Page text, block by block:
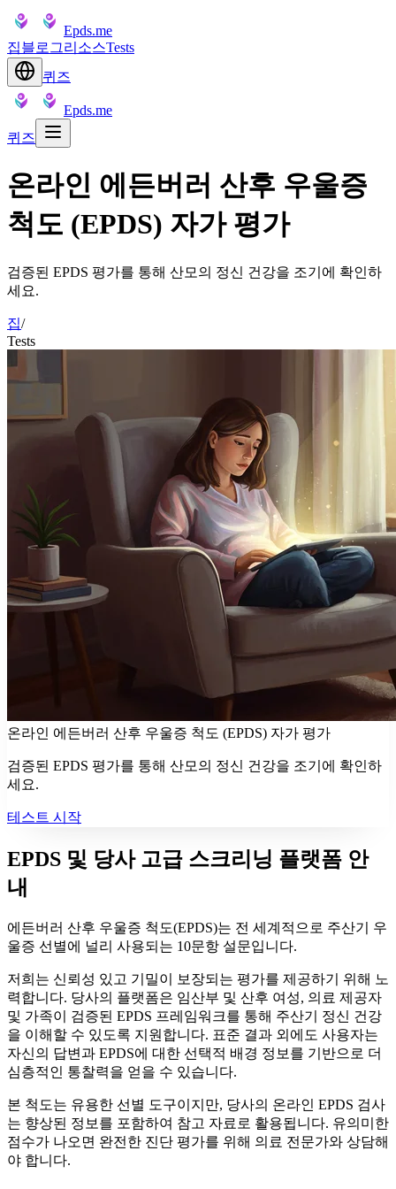
Epds.me
집블로그리소스Tests
퀴즈
Epds.me
퀴즈
온라인 에든버러 산후 우울증
척도 (EPDS) 자가 평가
검증된 EPDS 평가를 통해 산모의 정신 건강을 조기에 확인하
세요.
집/
Tests
온라인 에든버러 산후 우울증 척도 (EPDS) 자가 평가
검증된 EPDS 평가를 통해 산모의 정신 건강을 조기에 확인하
세요.
테스트 시작
EPDS 및 당사 고급 스크리닝 플랫폼 안
내
에든버러 산후 우울증 척도(EPDS)는 전 세계적으로 주산기 우
울증 선별에 널리 사용되는 10문항 설문입니다.
저희는 신뢰성 있고 기밀이 보장되는 평가를 제공하기 위해 노
력합니다. 당사의 플랫폼은 임산부 및 산후 여성, 의료 제공자
및 가족이 검증된 EPDS 프레임워크를 통해 주산기 정신 건강
을 이해할 수 있도록 지원합니다. 표준 결과 외에도 사용자는
자신의 답변과 EPDS에 대한 선택적 배경 정보를 기반으로 더
심층적인 통찰력을 얻을 수 있습니다.
본 척도는 유용한 선별 도구이지만, 당사의 온라인 EPDS 검사
는 향상된 정보를 포함하여 참고 자료로 활용됩니다. 유의미한
점수가 나오면 완전한 진단 평가를 위해 의료 전문가와 상담해
야 합니다.